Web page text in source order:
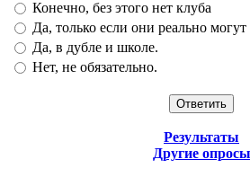
Конечно, без этого нет клуба
Да, только если они реально
Да, в дубле и школе.
Нет, не обязательно.
Результаты
Другие опросы